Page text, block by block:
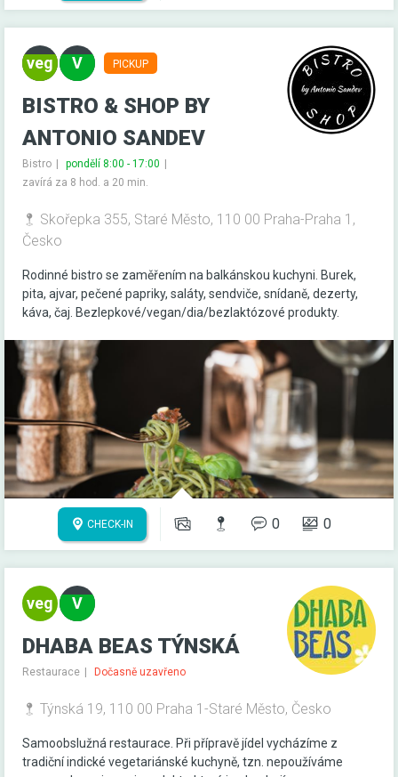
PICKUP
BISTRO & SHOP BY
ANTONIO SANDEV
Bistro
pondělí 8:00 - 17:00
zavírá za 8 hod. a 20 min.
Skořepka 355, Staré Město, 110 00 Praha-Praha 1,
Česko
Rodinné bistro se zaměřením na balkánskou kuchyni. Burek,
pita, ajvar, pečené papriky, saláty, sendviče, snídaně, dezerty,
káva, čaj. Bezlepkové/vegan/dia/bezlaktózové produkty.
CHECK-IN 0 0
DHABA BEAS TÝNSKÁ
Restaurace Dočasně uzavřeno
Týnská 19, 110 00 Praha 1-Staré Město, Česko
Samoobslužná restaurace. Při přípravě jídel vycházíme z
tradiční indické vegetariánské kuchyně, tzn. nepoužíváme